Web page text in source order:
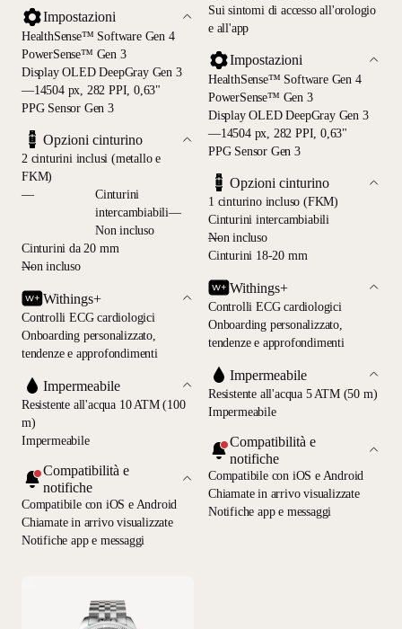
Impostazioni
HealthSense™ Software Gen 4
PowerSense™ Gen 3
Display OLED DeepGray Gen 3
—14504 px, 282 PPI, 0,63"
PPG Sensor Gen 3
Opzioni cinturino
2 cinturini inclusi (metallo e
FKM)
—
Cinturini
intercambiabili—
Non incluso
Cinturini da 20 mm
—
Non incluso
Withings+
Controlli ECG cardiologici
Onboarding personalizzato,
tendenze e approfondimenti
Impermeabile
Resistente all'acqua 10 ATM (100
m)
Impermeabile
Compatibilità e
notifiche
Compatibile con iOS e Android
Chiamate in arrivo visualizzate
Notifiche app e messaggi
Sui sintomi di accesso all'orologio
e all'app
Impostazioni
HealthSense™ Software Gen 4
PowerSense™ Gen 3
Display OLED DeepGray Gen 3
—14504 px, 282 PPI, 0,63"
PPG Sensor Gen 3
Opzioni cinturino
1 cinturino incluso (FKM)
Cinturini intercambiabili
—
Non incluso
Cinturini 18-20 mm
Withings+
Controlli ECG cardiologici
Onboarding personalizzato,
tendenze e approfondimenti
Impermeabile
Resistente all'acqua 5 ATM (50 m)
Impermeabile
Compatibilità e
notifiche
Compatibile con iOS e Android
Chiamate in arrivo visualizzate
Notifiche app e messaggi